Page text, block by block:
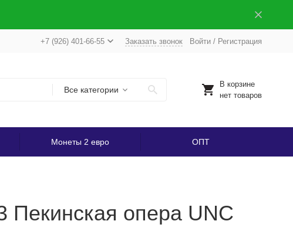
+7 (926) 401-66-55 Заказать звонок Войти/ Регистрация
Все категории
В корзине
нет товаров
Монеты 2 евро ОПТ
Пекинская опера UNC